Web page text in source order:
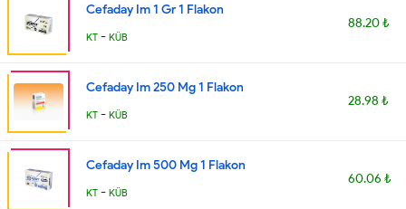
Cefaday Im 1 Gr 1 Flakon
KT - KÜB
88.20 ₺
Cefaday Im 250 Mg 1 Flakon
KT - KÜB
28.98 ₺
Cefaday Im 500 Mg 1 Flakon
KT - KÜB
60.06 ₺